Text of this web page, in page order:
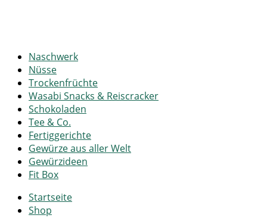
Naschwerk
Nüsse
Trockenfrüchte
Wasabi Snacks & Reiscracker
Schokoladen
Tee & Co.
Fertiggerichte
Gewürze aus aller Welt
Gewürzideen
Fit Box
Startseite
Shop